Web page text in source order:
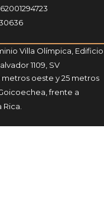
Villa Olímpica, Edificio
1109, SV
metros oeste y 25 metros
frente a